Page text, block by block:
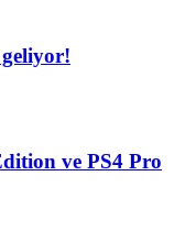
ve PS4 Pro